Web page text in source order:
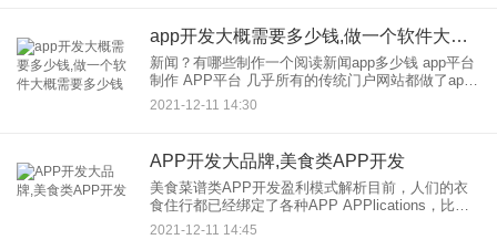
app开发大概需要多少钱,做一个软件大概需要多少钱
新闻？有哪些制作一个阅读新闻app多少钱 app平台
制作 APP平台 几乎所有的传统门户网站都做了app
来抢占市场，比如网易、腾讯、3G、搜狐、新浪、
2021-12-11 14:30
APP开发大品牌,美食类APP开发
美食菜谱类APP开发盈利模式解析目前，人们的衣
食住行都已经绑定了各种APP APPlications，比如
美食菜单APP开发，它让用户可以做出更美味的食
物，是很多美食家必备的APP应用，所以涌现了很
2021-12-11 14:45